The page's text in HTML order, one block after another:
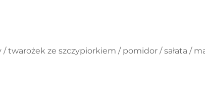
twarożek ze szczypiorkiem / pomidor / sałata /